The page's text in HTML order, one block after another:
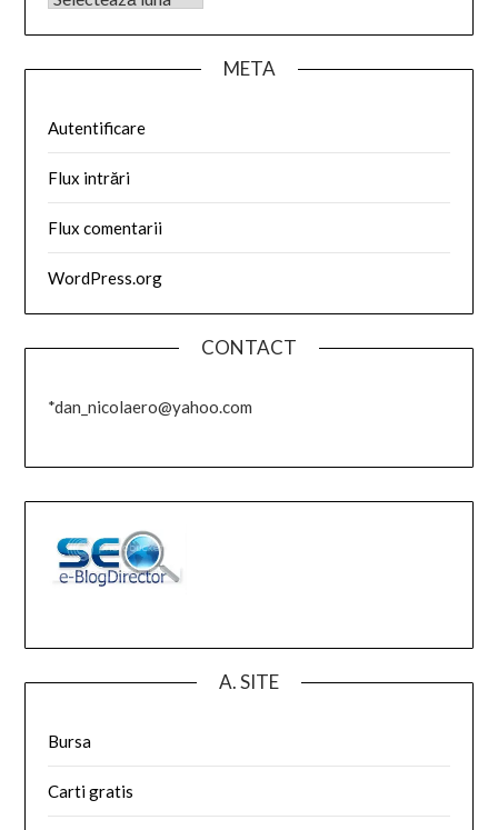
META
Autentificare
Flux intrări
Flux comentarii
WordPress.org
CONTACT
*dan_nicolaero@yahoo.com
A. SITE
Bursa
Carti gratis